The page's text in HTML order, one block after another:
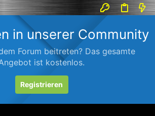
in unserer Community
Forum beitreten? Das gesamte
ist kostenlos.
Registrieren